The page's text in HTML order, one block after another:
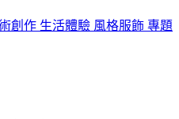
創作 生活體驗 風格服飾 專題